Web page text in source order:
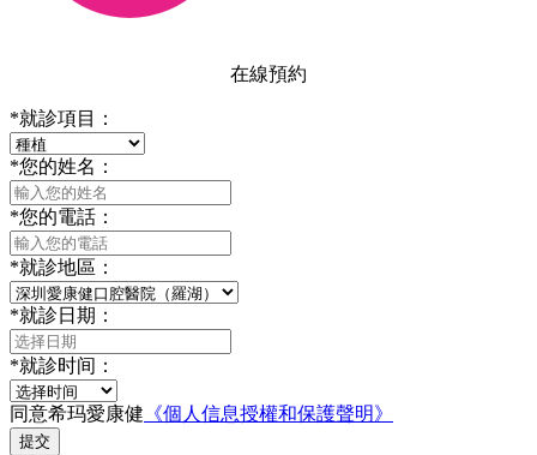
在線預約
*就診項目：
*您的姓名：
*您的電話：
*就診地區：
*就診日期：
*就診时间：
同意希玛愛康健 《個人信息授權和保護聲明》
提交